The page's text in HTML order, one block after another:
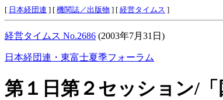
[ 日本経団連 ] [ 機関誌／出版物 ] [ 経営タイムス ]
経営タイムス No.2686 (2003年7月31日)
日本経団連・東富士夏季フォーラム
第１日第２セッション/